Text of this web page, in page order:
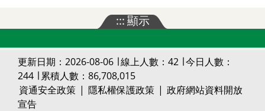
:::顯示
更新日期：2026-08-06 ∣ 線上人數：42 ∣ 今日人數：
244 ∣ 累積人數：86,708,015
資通安全政策 | 隱私權保護政策 | 政府網站資料開放
宣告